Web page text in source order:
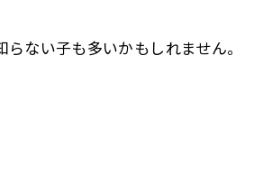
ない子も多いかもしれません。